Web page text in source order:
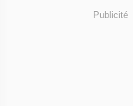
Publicité